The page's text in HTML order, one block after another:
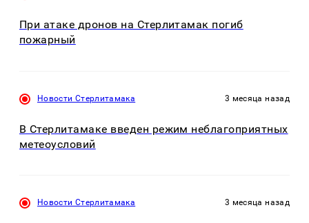
При атаке дронов на Стерлитамак погиб
пожарный
Новости Стерлитамака 3 месяца назад
В Стерлитамаке введен режим неблагоприятных
метеоусловий
Новости Стерлитамака 3 месяца назад